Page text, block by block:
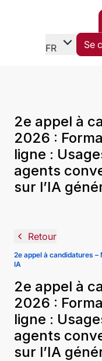
FR expand_more Se
2e appel à
2026 :
ligne :
agents
sur l’IA
navigate_before Retour
2e appel à candidatures –
IA
2e appel à
2026 :
ligne :
agents
sur l’IA